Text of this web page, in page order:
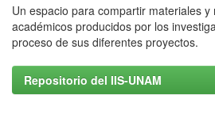
Un espacio para compartir materiales y
académicos producidos por los
proceso de sus diferentes proyectos.
Repositorio del IIS-UNAM